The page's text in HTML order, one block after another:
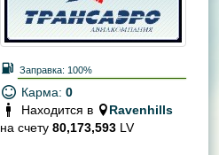
Заправка: 100%
Карма: 0
Находится в
Ravenhills
на счету 80,173,593 LV